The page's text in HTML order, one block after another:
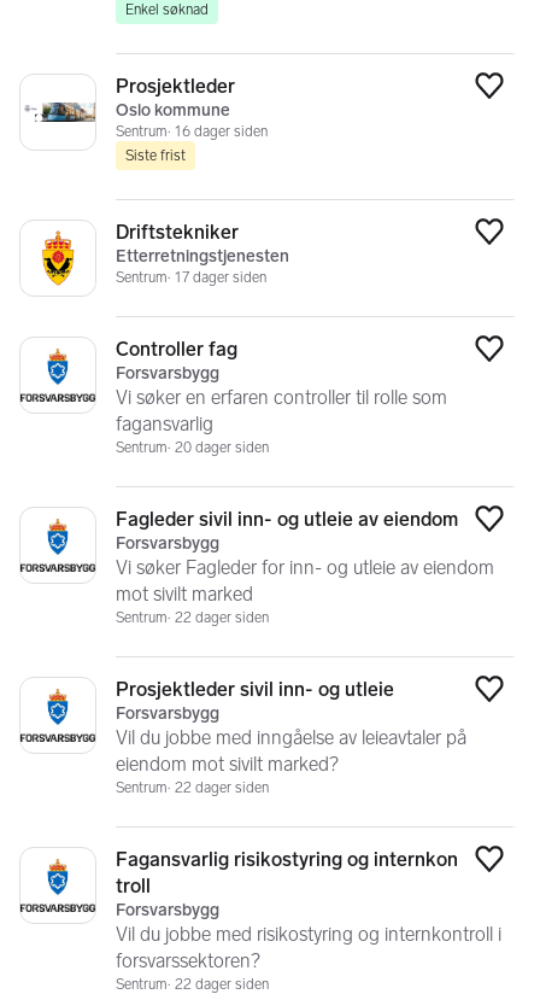
Enkel søknad
Prosjektleder
Oslo kommune
Sentrum 16 dager siden
Siste frist
Driftstekniker
Etterretningstjenesten
Sentrum 17 dager siden
Controller fag
Forsvarsbygg
Vi søker en erfaren controller til rolle som
fagansvarlig
Sentrum 20 dager siden
Fagleder sivil inn- og utleie av eiendom
Forsvarsbygg
Vi søker Fagleder for inn- og utleie av eiendom
mot sivilt marked
Sentrum 22 dager siden
Prosjektleder sivil inn- og utleie
Forsvarsbygg
Vil du jobbe med inngåelse av leieavtaler på
eiendom mot sivilt marked?
Sentrum 22 dager siden
Fagansvarlig risikostyring og internkon
troll
Forsvarsbygg
Vil du jobbe med risikostyring og internkontroll i
forsvarssektoren?
Sentrum 22 dager siden